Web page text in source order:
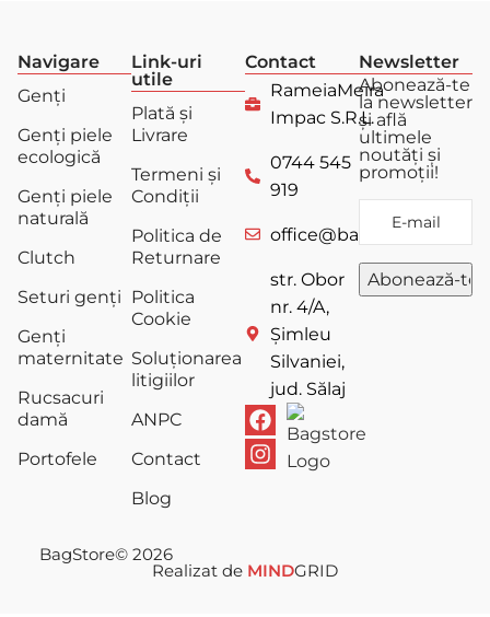
Navigare
Genți
Genți piele
ecologică
Genți piele
naturală
Clutch
Seturi genți
Genți
maternitate
Rucsacuri
damă
Portofele
Link-uri
utile
Plată și
Livrare
Termeni și
Condiții
Politica de
Returnare
Politica
Cookie
Soluționarea
litigiilor
ANPC
Contact
Blog
Contact
RameiaMeira
Impac S.R.L.
0744 545
919
office@bagstore.ro
str. Obor
nr. 4/A,
Șimleu
Silvaniei,
jud. Sălaj
Newsletter
Abonează-te
la newsletter
și află
ultimele
noutăți și
promoții!
BagStore© 2026
Realizat de MINDGRID